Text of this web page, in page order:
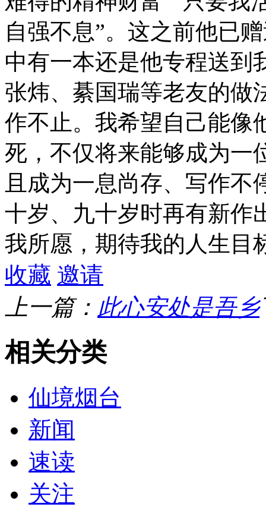
自强不息”。这之前他已
中有一本还是他专程送到
张炜、綦国瑞等老友的做
作不止。我希望自己能像
死，不仅将来能够成为一
且成为一息尚存、写作
十岁、九十岁时再有新作
我所愿，期待我的人生目
收藏 邀请
上一篇： 此心安处是吾乡
相关分类
仙境烟台
新闻
速读
关注